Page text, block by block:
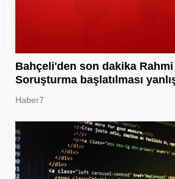
Bahçeli'den son dakika Rahmi
Soruşturma başlatılması
Haber7